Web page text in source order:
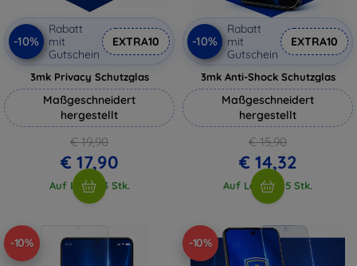
-10%
Rabatt
mit
Gutschein
EXTRA10
3mk Privacy Schutzglas
Maßgeschneidert
hergestellt
€ 19,90
€ 17,90
Auf Lager 3 Stk.
-10%
Rabatt
mit
Gutschein
EXTRA10
3mk Anti-Shock Schutzglas
Maßgeschneidert
hergestellt
€ 15,90
€ 14,32
Auf Lager > 5 Stk.
-10% -10%